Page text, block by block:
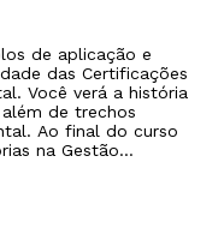
de aplicação e
das Certificações
Você verá a história
de trechos
na Gestão
aplicar os